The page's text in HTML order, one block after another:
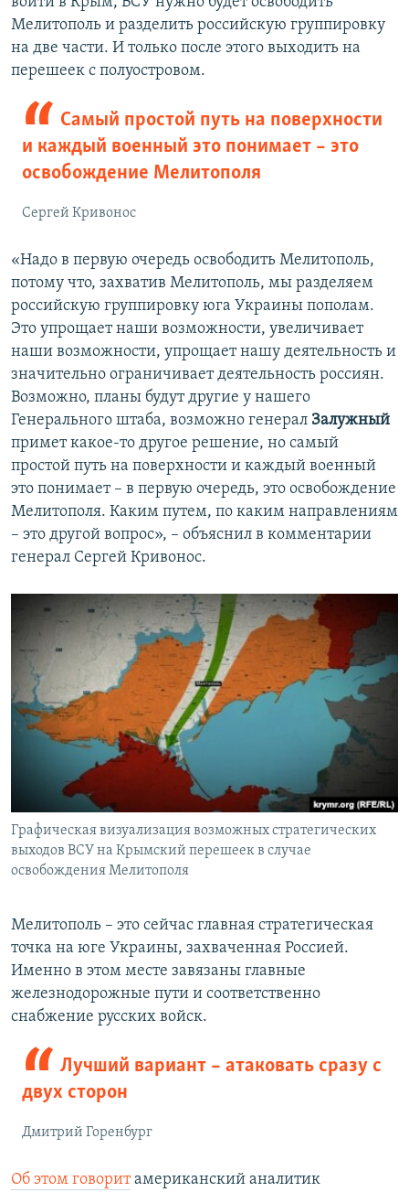
Мелитополь и разделить российскую группировку
на две части. И только после этого выходить на
перешеек с полуостровом.
Самый простой путь на поверхности
и каждый военный это понимает – это
освобождение Мелитополя
Сергей Кривонос
«Надо в первую очередь освободить Мелитополь,
потому что, захватив Мелитополь, мы разделяем
российскую группировку юга Украины пополам.
Это упрощает наши возможности, увеличивает
наши возможности, упрощает нашу деятельность и
значительно ограничивает деятельность россиян.
Возможно, планы будут другие у нашего
Генерального штаба, возможно генерал Залужный
примет какое-то другое решение, но самый
простой путь на поверхности и каждый военный
это понимает – в первую очередь, это освобождение
Мелитополя. Каким путем, по каким направлениям
– это другой вопрос», – объяснил в комментарии
генерал Сергей Кривонос.
Графическая визуализация возможных стратегических
выходов ВСУ на Крымский перешеек в случае
освобождения Мелитополя
Мелитополь – это сейчас главная стратегическая
точка на юге Украины, захваченная Россией.
Именно в этом месте завязаны главные
железнодорожные пути и соответственно
снабжение русских войск.
Лучший вариант – атаковать сразу с
двух сторон
Дмитрий Горенбург
Об этом говоритамериканский аналитик